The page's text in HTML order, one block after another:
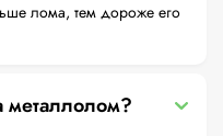
лома, тем дороже его
металлолом?